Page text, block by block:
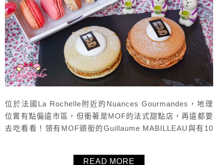
位於法國La Rochelle附近的Nuances Gourmandes，地理
位置有點偏遠市區，但衝著是MOF的法式甜點店，再遠都要
去吃看看！領有MOF頭銜的Guillaume MABILLEAU與有10
READ MORE